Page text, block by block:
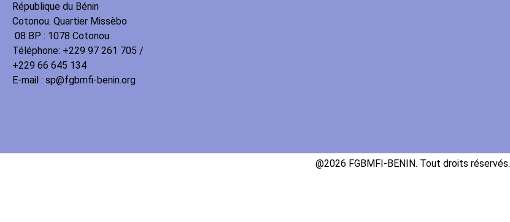
République du Bénin
Cotonou. Quartier Missèbo
08 BP : 1078 Cotonou
Téléphone: +229 97 261 705 /
+229 66 645 134
E-mail : sp@fgbmfi-benin.org
@2026 FGBMFI-BENIN. Tout droits réservés.